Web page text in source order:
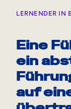
LERNENDER IN
Eine
ein
auf